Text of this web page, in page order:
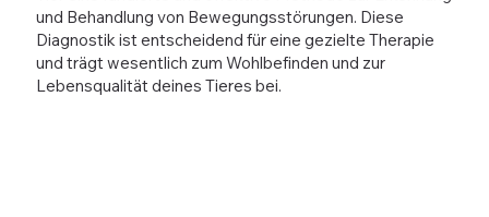
und Behandlung von Bewegungsstörungen. Diese
Diagnostik ist entscheidend für eine gezielte Therapie
und trägt wesentlich zum Wohlbefinden und zur
Lebensqualität deines Tieres bei.